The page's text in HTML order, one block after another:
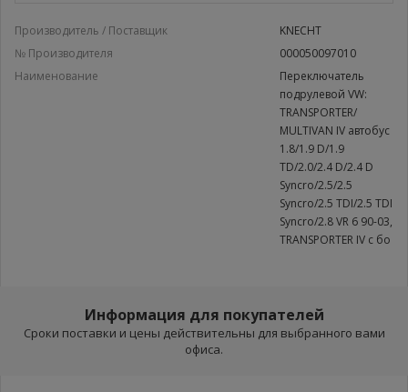
Производитель / Поставщик
KNECHT
№ Производителя
000050097010
Наименование
Переключатель
подрулевой VW:
TRANSPORTER/
MULTIVAN IV автобус
1.8/1.9 D/1.9
TD/2.0/2.4 D/2.4 D
Syncro/2.5/2.5
Syncro/2.5 TDI/2.5 TDI
Syncro/2.8 VR 6 90-03,
TRANSPORTER IV c бо
Информация для покупателей
Сроки поставки и цены действительны для выбранного вами
офиса.